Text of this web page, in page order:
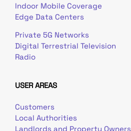
Indoor Mobile Coverage
Edge Data Centers
Private 5G Networks
Digital Terrestrial Television
Radio
USER AREAS
Customers
Local Authorities
Landlords and Property Owners